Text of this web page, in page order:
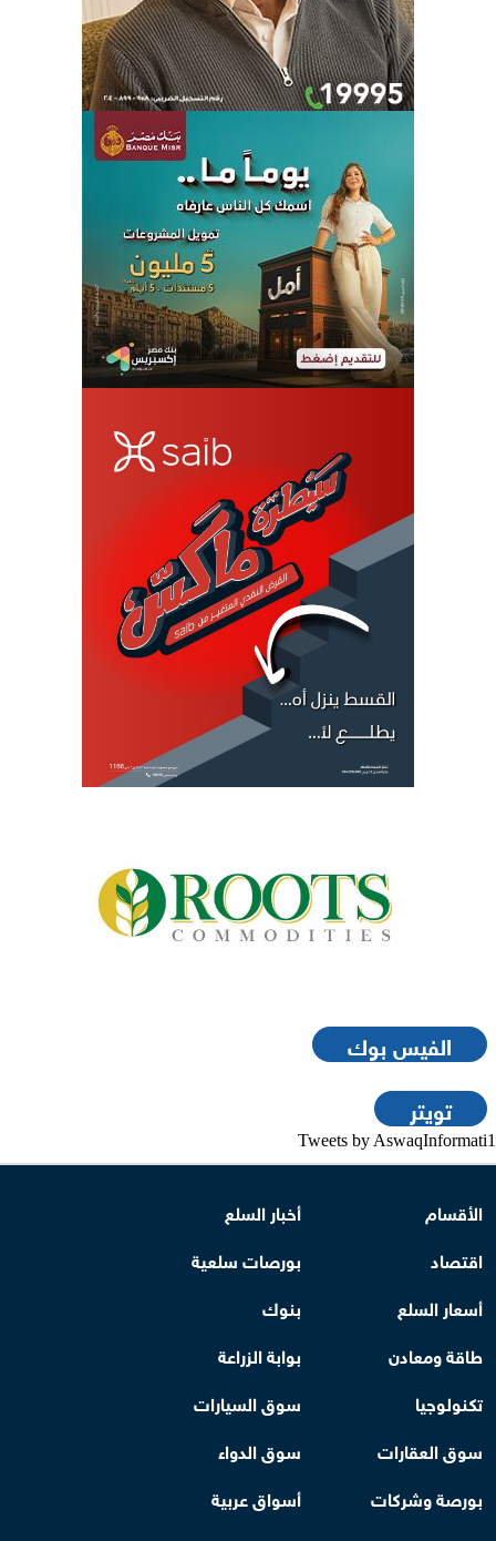
الفيس بوك
تويتر
Tweets by AswaqInformati1
الأقسام
أخبار السلع
اقتصاد
بورصات سلعية
أسعار السلع
بنوك
طاقة ومعادن
بوابة الزراعة
تكنولوجيا
سوق السيارات
سوق العقارات
سوق الدواء
بورصة وشركات
أسواق عربية